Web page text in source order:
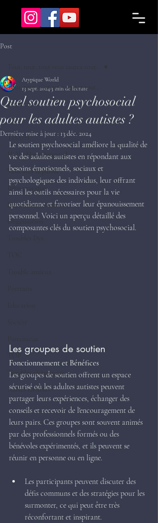
Post
Tout, tout, tout vous saurez tout…
Définitions
TSA
TDA/H
HQI - Haut Potentiel
Vous avez la parole !
Infos pratiques
Interactions sociales
Organisation
Troubles Dys.
TOC
Trouble anxieux
TOP
Troubles alimentaire
Autres troubles
Tout, tout, tout vous saurez tout…
Quel soutien psychosocial
pour les adultes autistes ?
Atypique World
13 sept. 20243 min de lecture
Dernière mise à jour : 13 déc. 2024
Le soutien psychosocial améliore la qualité de
vie des adultes autistes en répondant aux
besoins émotionnels, sociaux et
psychologiques des individus, leur offrant
ainsi les outils nécessaires pour la vie
quotidienne et favoriser leur épanouissement
personnel. Voici un aperçu détaillé des
composantes clés du soutien psychosocial.
Les groupes de soutien
Fonctionnement et Bénéfices
Les groupes de soutien offrent un espace
sécurisé où les adultes autistes peuvent
partager leurs expériences, échanger des
conseils et recevoir de l'encouragement de
leurs pairs. Ces groupes sont souvent animés
par des professionnels formés ou des
bénévoles expérimentés, et ils peuvent se
réunir en personne ou en ligne.
Les participants peuvent discuter des
défis communs et des stratégies pour les
surmonter, ce qui peut être très
réconfortant et inspirant.